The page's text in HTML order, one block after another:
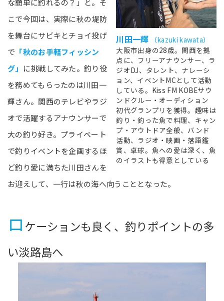
川田一輝
（kazuki kawata）
大阪市出身の28歳。関西を拠
点に、フリーアナウンサー、ラ
ジオDJ、タレント、ナレーシ
ョン、イベントMCとして活動
している。Kiss FM KOBEサウ
ンドクルー・オーディション
初代グランプリを獲得。趣味は
釣り・釣った魚で料理、キャン
プ・アウトドア全般、バンド
活動、ラジオ・映画・落語鑑
賞、卓球。魚への愛は深く、魚
のイラストも得意としている
こで今回は、実際に秋の堤防
を舞台にサビキとチョイ投げ
で 「秋のお手軽フィッシン
グ」 に挑戦してみた。釣り役
を務めてもらったのは川田一
輝さん。関西のテレビやラジ
オで活躍するアナウンサーで
大の釣り好き。プライベート
で釣りイベントを企画するほ
ど釣り愛に満ちた川田さんを
お迎えして、一行は秋の海へ向うこととなった。
ロ ケーションも良く、釣りポイントの多
い淡路島へ